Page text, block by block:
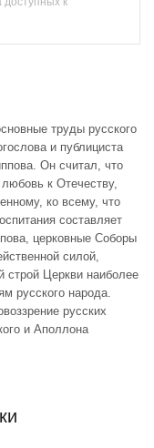
труды русского
и публициста
Он считал, что
к Отечеству,
ко всему, что
составляет
церковные Соборы
силой,
Церкви наиболее
русского народа.
русских
и Аполлона